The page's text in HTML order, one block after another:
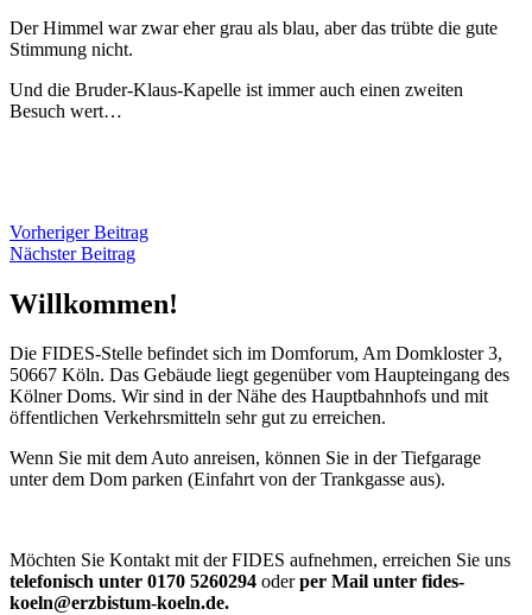
Der Himmel war zwar eher grau als blau, aber das trübte die gute
Stimmung nicht.
Und die Bruder-Klaus-Kapelle ist immer auch einen zweiten
Besuch wert…
Vorheriger Beitrag
Nächster Beitrag
Willkommen!
Die FIDES-Stelle befindet sich im Domforum, Am Domkloster 3,
50667 Köln. Das Gebäude liegt gegenüber vom Haupteingang des
Kölner Doms. Wir sind in der Nähe des Hauptbahnhofs und mit
öffentlichen Verkehrsmitteln sehr gut zu erreichen.
Wenn Sie mit dem Auto anreisen, können Sie in der Tiefgarage
unter dem Dom parken (Einfahrt von der Trankgasse aus).
Möchten Sie Kontakt mit der FIDES aufnehmen, erreichen Sie uns
telefonisch unter 0170 5260294 oderper Mail unter fides-
koeln@erzbistum-koeln.de.